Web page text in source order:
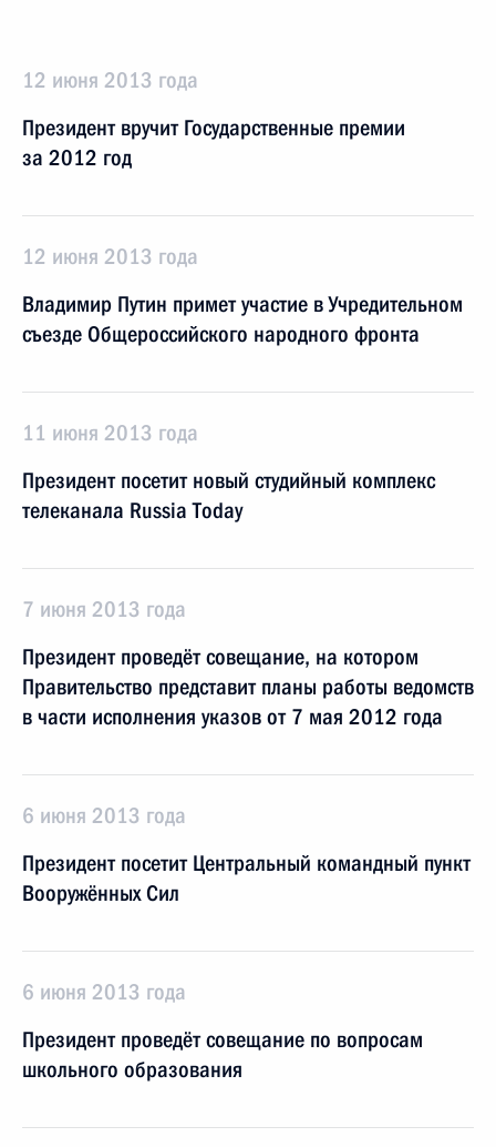
12 июня 2013 года
Президент вручит Государственные премии
за 2012 год
12 июня 2013 года
Владимир Путин примет участие в Учредительном
съезде Общероссийского народного фронта
11 июня 2013 года
Президент посетит новый студийный комплекс
телеканала Russia Today
7 июня 2013 года
Президент проведёт совещание, на котором
Правительство представит планы работы ведомств
в части исполнения указов от 7 мая 2012 года
6 июня 2013 года
Президент посетит Центральный командный пункт
Вооружённых Сил
6 июня 2013 года
Президент проведёт совещание по вопросам
школьного образования